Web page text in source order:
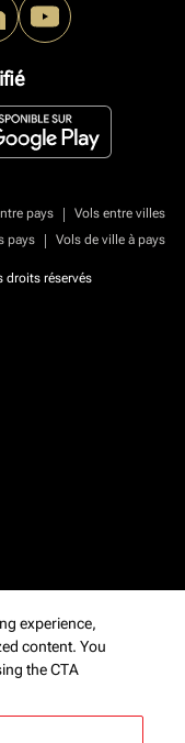
pays |
Vols entre villes
pays | Vols de ville à pays
droits réservés
experience,
content. You
the CTA